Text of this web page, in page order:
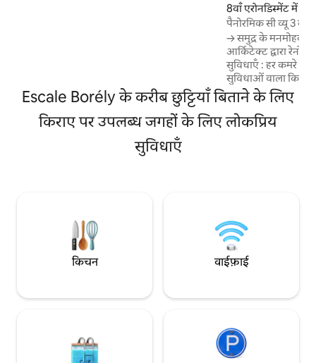
8वाँ एरोनडिस्मेंट में घर
पैनोरमिक सी व्यू 3
→ समुद्र के मनमोहक
आर्किटेक्ट द्वारा
सुविधाएँ : हर कमरे में
सुविधाओं वाला
(160 सेमी x 200
बाथरूम → सॉना और
दूरी पर मौजूद →
दूरी पर → बीच तक
Escale Borély के करीब छुट्टियाँ बिताने के लिए
किराए पर उपलब्ध जगहों के लिए लोकप्रिय
सुविधाएँ
किचन वाईफ़ाई